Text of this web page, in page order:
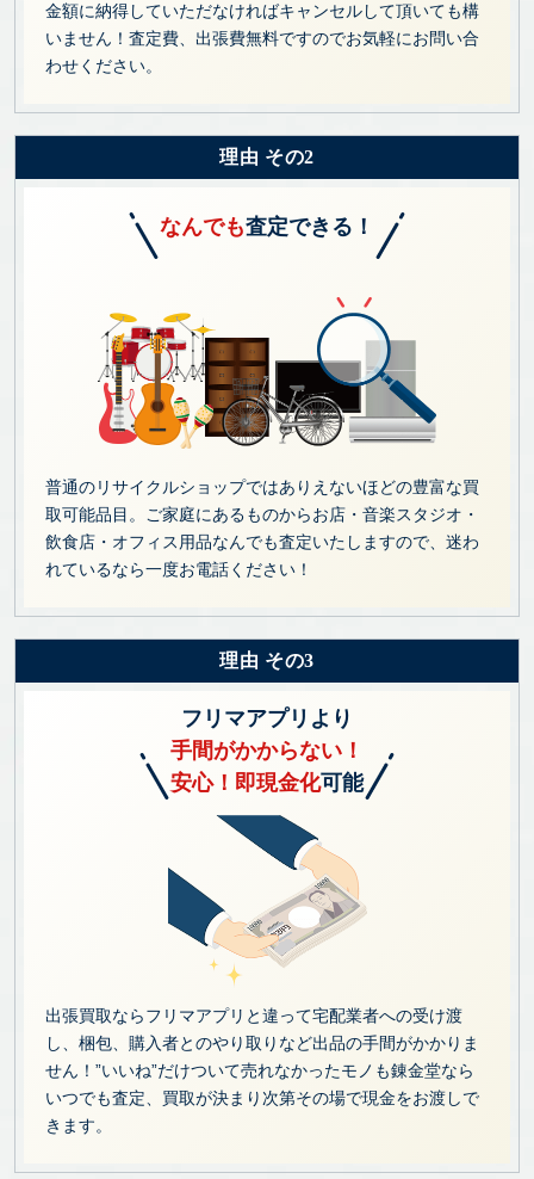
金額に納得していただなければキャンセルして頂いても構
いません！査定費、出張費無料ですのでお気軽にお問い合
わせください。
理由 その2
なんでも査定できる！
普通のリサイクルショップではありえないほどの豊富な買
取可能品目。ご家庭にあるものからお店・音楽スタジオ・
飲食店・オフィス用品なんでも査定いたしますので、迷わ
れているなら一度お電話ください！
理由 その3
フリマアプリより
手間がかからない！
安心！即現金化可能
出張買取ならフリマアプリと違って宅配業者への受け渡
し、梱包、購入者とのやり取りなど出品の手間がかかりま
せん！”いいね”だけついて売れなかったモノも錬金堂なら
いつでも査定、買取が決まり次第その場で現金をお渡しで
きます。